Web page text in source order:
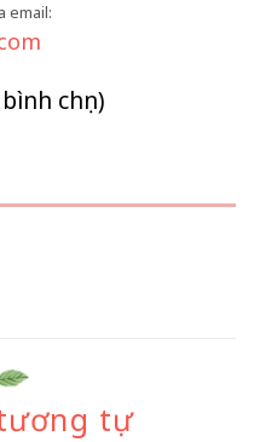
email:
chọn)
tự